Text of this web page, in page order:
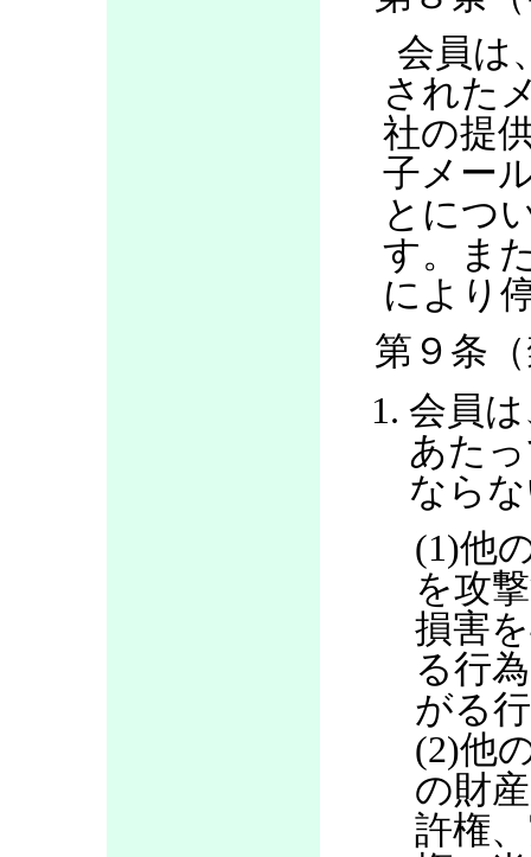
会員は
された
社の提
子メー
とにつ
す。ま
により
第９条
会員
あた
なら
(1)他
を攻
損害
る行
がる
(2)他
の財
許権